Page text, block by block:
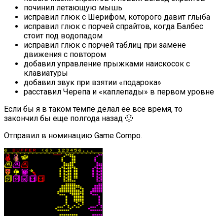
починил летающую мышь
исправил глюк с Шерифом, которого давит глыба
исправил глюк с порчей спрайтов, когда Балбес
стоит под водопадом
исправил глюк с порчей таблиц при замене
движения с повтором
добавил управление прыжками наискосок с
клавиатуры
добавил звук при взятии «подарока»
расставил Черепа и «каплепады» в первом уровне
Если бы я в таком темпе делал ее все время, то
закончил бы еще полгода назад 🙂
Отправил в номинацию Game Compo.